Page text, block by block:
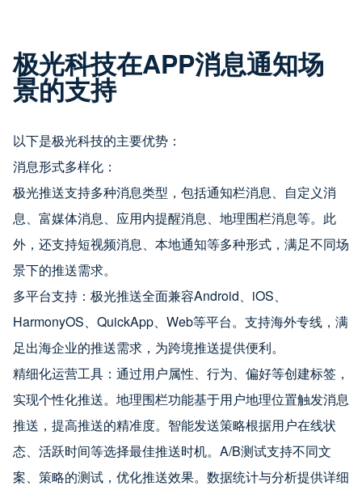
极光科技在APP消息通知场
景的支持
以下是极光科技的主要优势：
消息形式多样化：
极光推送支持多种消息类型，包括通知栏消息、自定义消
息、富媒体消息、应用内提醒消息、地理围栏消息等。此
外，还支持短视频消息、本地通知等多种形式，满足不同场
景下的推送需求。
多平台支持：极光推送全面兼容Android、iOS、
HarmonyOS、QuickApp、Web等平台。支持海外专线，满
足出海企业的推送需求，为跨境推送提供便利。
精细化运营工具：通过用户属性、行为、偏好等创建标签，
实现个性化推送。地理围栏功能基于用户地理位置触发消息
推送，提高推送的精准度。智能发送策略根据用户在线状
态、活跃时间等选择最佳推送时机。A/B测试支持不同文
案、策略的测试，优化推送效果。数据统计与分析提供详细